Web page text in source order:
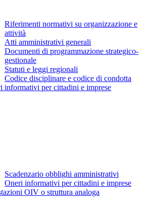
Riferimenti normativi su organizzazione e
attività
Atti amministrativi generali
Documenti di programmazione strategico-
gestionale
Statuti e leggi regionali
Codice disciplinare e codice di condotta
informativi per cittadini e imprese
Scadenzario obblighi amministrativi
Oneri informativi per cittadini e imprese
OIV o struttura analoga